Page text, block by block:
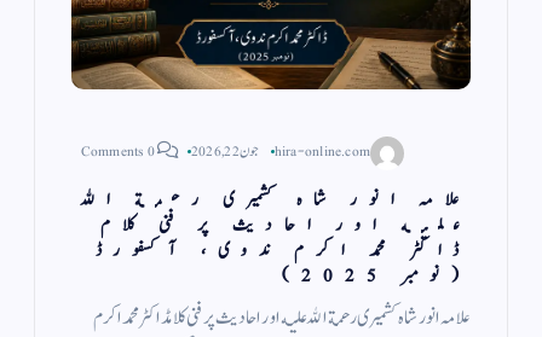
hira-online.com جون 22, 2026 0 Comments
علامہ انور شاہ کشمیری رحمة الله
عليه اور احادیث پر فنی کلام
ڈاکٹر محمد اکرم ندوی، آكسفورڈ
(نومبر 2025)
علامہ انور شاہ کشمیری رحمة الله عليه اور احادیث پر فنی کلامڈاکٹر محمد اکرم